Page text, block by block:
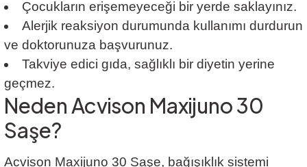
Çocukların erişemeyeceği bir yerde saklayınız.
Alerjik reaksiyon durumunda kullanımı durdurun
ve doktorunuza başvurunuz.
Takviye edici gıda, sağlıklı bir diyetin yerine
geçmez.
Neden Acvison Maxijuno 30
Saşe?
Acvison Maxijuno 30 Saşe, bağışıklık sistemi